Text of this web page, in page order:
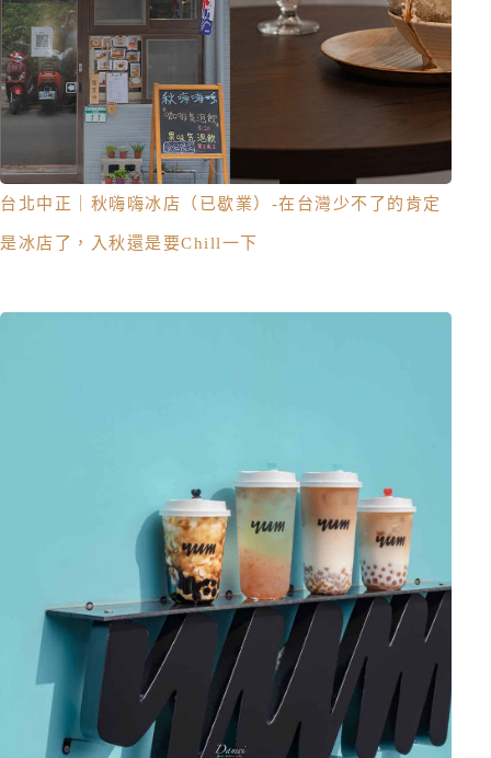
台北中正｜秋嗨嗨冰店（已歇業）-在台灣少不了的肯定
是冰店了，入秋還是要Chill一下